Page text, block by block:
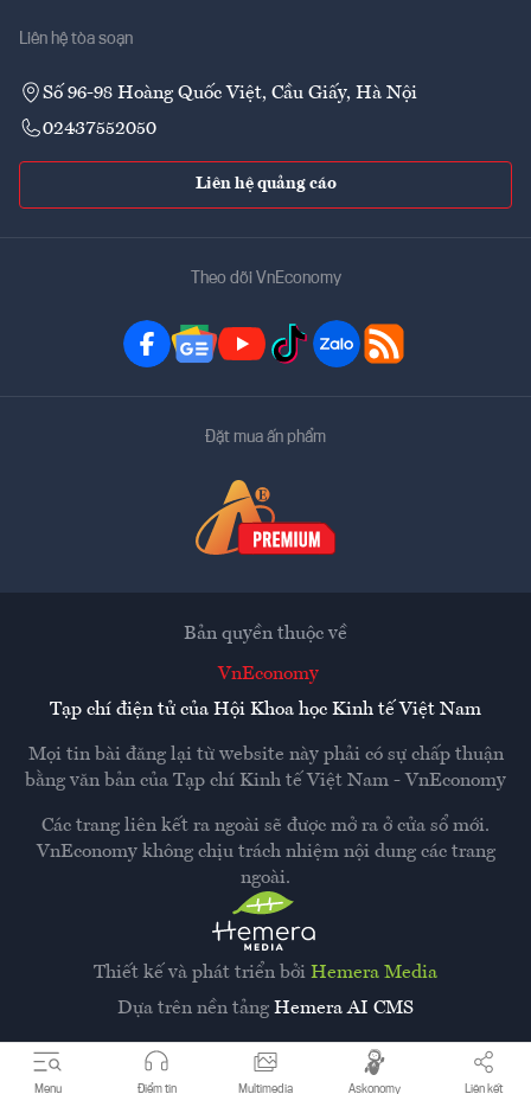
Menu Điểm tin Multimedia Askonomy Liên kết
Liên hệ tòa soạn
Số 96-98 Hoàng Quốc Việt, Cầu Giấy, Hà Nội
02437552050
Liên hệ quảng cáo
Theo dõi VnEconomy
Đặt mua ấn phẩm
Thiết kế và phát triển bởi Hemera Media
Dựa trên nền tảng Hemera AI CMS
Bản quyền thuộc về
VnEconomy
Tạp chí điện tử của Hội Khoa học Kinh tế Việt Nam
Mọi tin bài đăng lại từ website này phải có sự chấp thuận
bằng văn bản của Tạp chí Kinh tế Việt Nam - VnEconomy
Các trang liên kết ra ngoài sẽ được mở ra ở cửa sổ mới.
VnEconomy không chịu trách nhiệm nội dung các trang
ngoài.